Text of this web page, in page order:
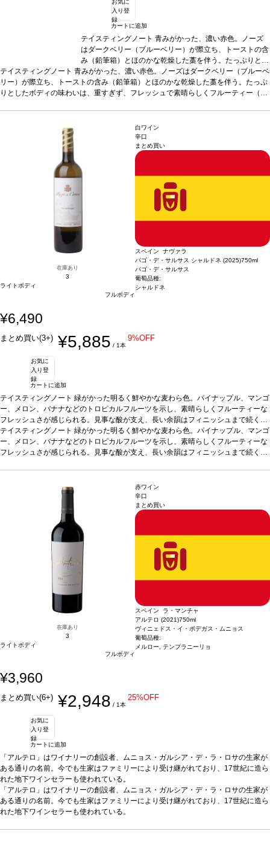
お気に
入り登
録
カートに追加
テイスティングノート青みがかった、濃い赤色。ノーズ
はダークベリー（ブルーベリー）が際立ち、トーストの含
み（鉛筆箱）とほのかな乾燥した藁を伴う。たっぷりとし
たボディの味わいは、重すぎず、フレッシュで素晴らしく
フルーティー（ブルーベリー、ブラックベリー）。しっか
りとして、甘いタンニンも感じるフィニッシュが続く。
フォールチーズと生ハムなどと好相性。
ラニーリョ 75%、メルロー 25%
切れの場合、在庫があり価格が同様の場合は自動的に次の
ヴィンテージに変更されます、ご了承ください。
テイスティングノート 青みがかった、濃い赤色。ノーズはダークベリー（ブルーベ
リー）が際立ち、トーストの含み（鉛筆箱）とほのかな乾燥した藁を伴う。たっぷ
りとしたボディの味わいは、重すぎず、フレッシュで素晴らしくフルーティー（ブ
らゆる肉料理、またマンチェゴチーズやロックフォールチーズと生ハムなどと好相
テンプラニーリョ 75%、メルロー 25%
の場合、在庫があり価格が同様の場合は自動的に次のヴィンテージに変更されま
す、ご了承ください。
在庫あり
3
ライトボディ
フルボディ
白ワイン
辛口
まとめ買い
スペイン ナヴァラ
パゴ・デ・サルサス シャルドネ (2025)750ml
パゴ・デ・サルサス
葡萄品種:
シャルドネ
¥6,490
まとめ買い(3+) ¥5,885 / 1本
9%OFF
お気に
入り登
録
カートに追加
テイスティングノート 緑がかった明るく鮮やかな麦わら色。パイナップル、マンゴ
ー、メロン、バナナなどのトロピカルフルーツを示し、素晴らしくフルーティーな
フレッシュさが感じられる。見事な酸が支え、長い余韻はフィニッシュまで続く。
味わいはバランスが取れていて、まろやかで滑らかな酸味を持つ。 合う料理カル
パッチョ、貝類、蒸し魚やグリル魚、パテ、チーズ、チキン、野菜のテリーヌ、サ
ラダ、タパスや前菜などと好相性。葡萄品種 シャルドネ 100%*本ヴィンテージが
テイスティングノート 緑がかった明るく鮮やかな麦わら色。パイナップル、マンゴ
ー、メロン、バナナなどのトロピカルフルーツを示し、素晴らしくフルーティーな
フレッシュさが感じられる。見事な酸が支え、長い余韻はフィニッシュまで続く。
ラダ、タパスや前菜などと好相性。
葡萄品種 シャルドネ 100%
在庫切れの場合、在庫があり価格が同様の場合は自動的に次のヴィンテージに変更
されます、ご了承ください。
在庫あり
3
ライトボディ
フルボディ
赤ワイン
辛口
まとめ買い
スペイン ラ・マンチャ
アルテロ (2021)750ml
ヴィニェドス・イ・ボデガス・ムニョス
葡萄品種:
メルロー, テンプラニーリョ
¥3,960
まとめ買い(6+) ¥2,948 / 1本
25%OFF
お気に
入り登
録
カートに追加
「アルテロ」はワイナリーの創設者、ムニョス・ガルシア・デ・ラ・ロサの生家が
ある通りの名前。今でも生家はファミリーにより受け継がれており、17世紀に造ら
れた地下ワインセラーも使われている。
テイスティングノート力強く、複雑なアロマは熟した果実味を含み、トーストした
アロマや、胡椒とバルサミコ酢の香りを感じる。 まろやかで、あたたかく、とても
きれいなバランスの風味に、長い余韻の後味を示す。
「アルテロ」はワイナリーの創設者、ムニョス・ガルシア・デ・ラ・ロサの生家が
ある通りの名前。今でも生家はファミリーにより受け継がれており、17世紀に造ら
れた地下ワインセラーも使われている。